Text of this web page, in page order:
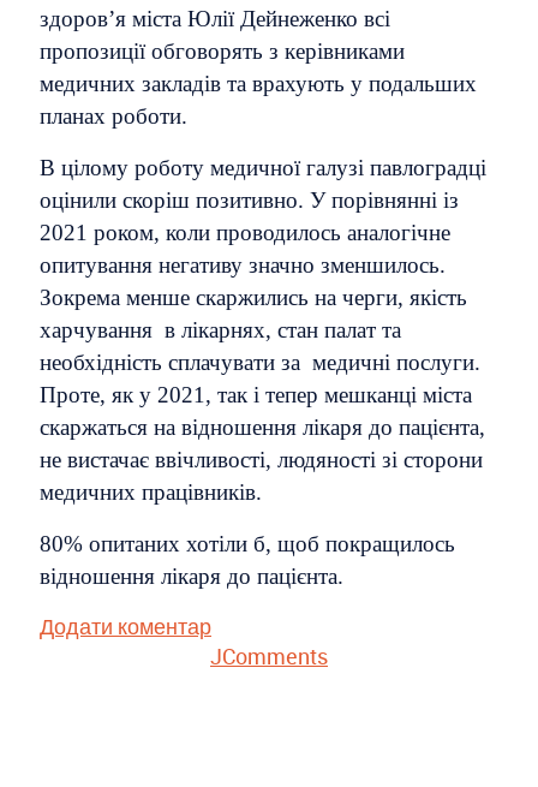
здоров’я міста Юлії Дейнеженко всі
пропозиції обговорять з керівниками
медичних закладів та врахують у подальших
планах роботи.
В цілому роботу медичної галузі павлоградці
оцінили скоріш позитивно. У порівнянні із
2021 роком, коли проводилось аналогічне
опитування негативу значно зменшилось.
Зокрема менше скаржились на черги, якість
харчування в лікарнях, стан палат та
необхідність сплачувати за медичні послуги.
Проте, як у 2021, так і тепер мешканці міста
скаржаться на відношення лікаря до пацієнта,
не вистачає ввічливості, людяності зі сторони
медичних працівників.
80% опитаних хотіли б, щоб покращилось
відношення лікаря до пацієнта.
Додати коментар
JComments